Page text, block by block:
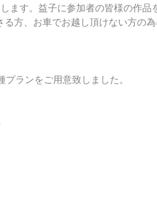
ます。益子に参加者の皆様の作品
方、お車でお越し頂けない方の
ランをご用意致しました。